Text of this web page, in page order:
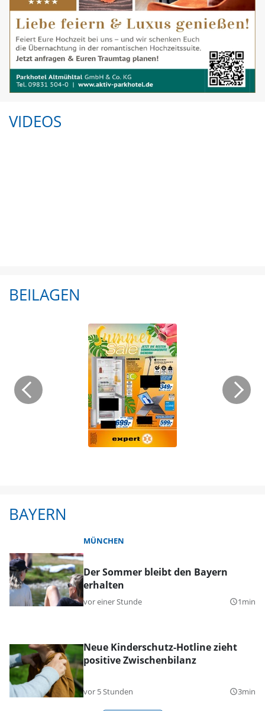
VIDEOS
BEILAGEN
BAYERN
MÜNCHEN
Der Sommer bleibt den Bayern
erhalten
vor einer Stunde query_builder1min
Neue Kinderschutz-Hotline zieht
positive Zwischenbilanz
vor 5 Stunden query_builder3min